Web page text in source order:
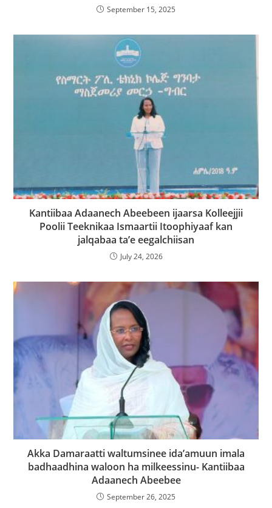
September 15, 2025
Kantiibaa Adaanech Abeebeen ijaarsa Kolleejjii
Poolii Teeknikaa Ismaartii Itoophiyaaf kan
jalqabaa ta’e eegalchiisan
July 24, 2026
Akka Damaraatti waltumsinee ida’amuun imala
badhaadhina waloon ha milkeessinu- Kantiibaa
Adaanech Abeebee
September 26, 2025